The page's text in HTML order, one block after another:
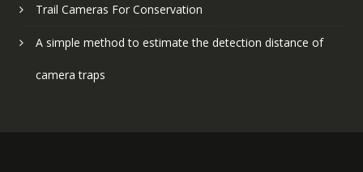
Trail Cameras For Conservation
A simple method to estimate the detection distance of
camera traps